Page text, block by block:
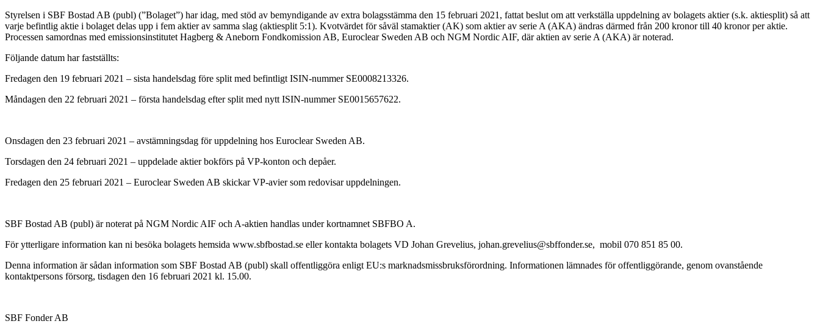
Styrelsen i SBF Bostad AB (publ) (”Bolaget”) har idag, med stöd av bemyndigande av extra bolagsstämma den 15 februari 2021, fattat beslut om att verkställa uppdelning av bolagets aktier (s.k. aktiesplit) så att
varje befintlig aktie i bolaget delas upp i fem aktier av samma slag (aktiesplit 5:1). Kvotvärdet för såväl stamaktier (AK) som aktier av serie A (AKA) ändras därmed från 200 kronor till 40 kronor per aktie.
Processen samordnas med emissionsinstitutet Hagberg & Aneborn Fondkomission AB, Euroclear Sweden AB och NGM Nordic AIF, där aktien av serie A (AKA) är noterad.
Följande datum har fastställts:
Fredagen den 19 februari 2021 – sista handelsdag före split med befintligt ISIN-nummer SE0008213326.
Måndagen den 22 februari 2021 – första handelsdag efter split med nytt ISIN-nummer SE0015657622.
Onsdagen den 23 februari 2021 – avstämningsdag för uppdelning hos Euroclear Sweden AB.
Torsdagen den 24 februari 2021 – uppdelade aktier bokförs på VP-konton och depåer.
Fredagen den 25 februari 2021 – Euroclear Sweden AB skickar VP-avier som redovisar uppdelningen.
SBF Bostad AB (publ) är noterat på NGM Nordic AIF och A-aktien handlas under kortnamnet SBFBO A.
För ytterligare information kan ni besöka bolagets hemsida www.sbfbostad.se eller kontakta bolagets VD Johan Grevelius, johan.grevelius@sbffonder.se, mobil 070 851 85 00.
Denna information är sådan information som SBF Bostad AB (publ) skall offentliggöra enligt EU:s marknadsmissbruksförordning. Informationen lämnades för offentliggörande, genom ovanstående
kontaktpersons försorg, tisdagen den 16 februari 2021 kl. 15.00.
SBF Fonder AB